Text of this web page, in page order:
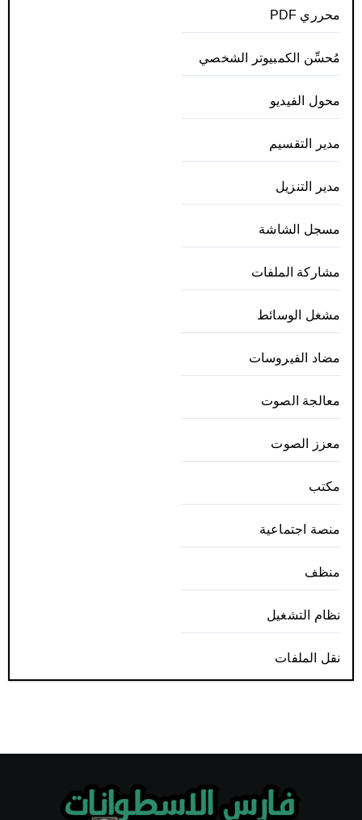
محرري PDF
مُحسِّن الكمبيوتر الشخصي
محول الفيديو
مدير التقسيم
مدير التنزيل
مسجل الشاشة
مشاركة الملفات
مشغل الوسائط
مضاد الفيروسات
معالجة الصوت
معزز الصوت
مكتب
منصة اجتماعية
منظف
نظام التشغيل
نقل الملفات